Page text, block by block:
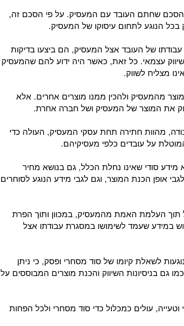
ההסכם שחתם העובד עם המעסיק. על פי הסכם זה,
הנוגע לתחום עיסוקו של המעסיק.
עבודתו של העובד אצל המעסיק, הם ביצעו בדיקות
עצמאי. כל זאת, כאשר היה ידוע להם שהמעסיק
מצליח לשווק.
מהמעסיק ולהכין ממנו מוצרים אחרים. אלא
את המוצר של המעסיק ושל חברה אחרת.
מהוות חתירה תחת עסקי המעסיק, העולה כדי
על עובדים כלפי מעסיקיהם.
מידע סודי שאינו נחלת הכלל, גם בנושא מחיר
אופן הכנת המוצר, וגם לגבי מידע הנוגע לסוחרים
תוך העלמת האמת מהמעסיק, במכוון ותוך הפרת
במידע שעמד לשימושו במסגרת עבודתו אצל
לשאלת קיומו של סוד מסחרי ופסק, כי ניתן
גם בניסיונות השיווק והכנת מוצרים המבוססים על
עולים כמכלול כדי סוד מסחרי ולכל הפחות